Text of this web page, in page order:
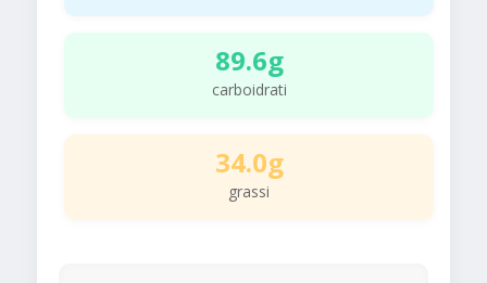
89.6g
carboidrati
34.0g
grassi